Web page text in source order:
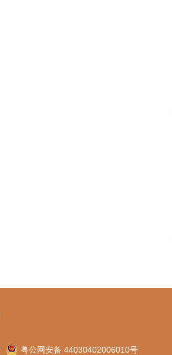
粤公网安备 44030402006010号